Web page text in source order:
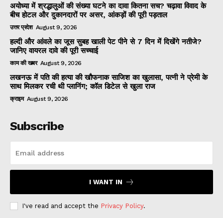
अयोध्या में श्रद्धालुओं की संख्या घटने का दावा कितना सच? चढ़ावा विवाद के
बीच होटल और दुकानदारों पर असर, आंकड़ों की पूरी पड़ताल
उत्तर प्रदेश August 9, 2026
हल्दी और आंवले का जूस सुबह खाली पेट पीने से 7 दिन में दिखेंगे नतीजे?
जानिए वायरल दावे की पूरी सच्चाई
काम की खबर August 9, 2026
लखनऊ में पति की हत्या की खौफनाक साजिश का खुलासा, पत्नी ने प्रेमी के
साथ मिलकर रची थी प्लानिंग; कॉल डिटेल से खुला राज
क्राइम August 9, 2026
Subscribe
I WANT IN
I've read and accept the Privacy Policy.